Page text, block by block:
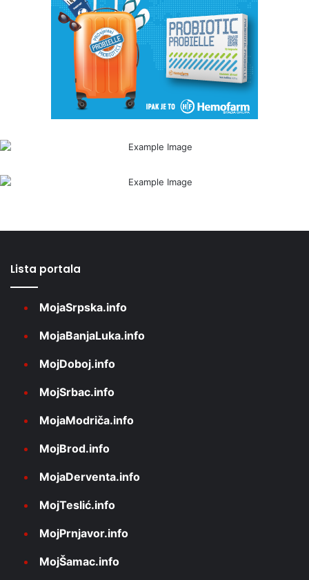
Lista portala
MojaSrpska.info
MojaBanjaLuka.info
MojDoboj.info
MojSrbac.info
MojaModriča.info
MojBrod.info
MojaDerventa.info
MojTeslić.info
MojPrnjavor.info
MojŠamac.info